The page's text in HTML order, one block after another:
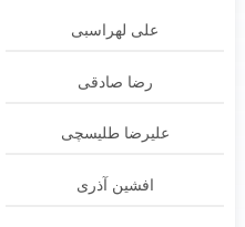
علی لهراسبی
رضا صادقی
علیرضا طلیسچی
افشین آذری